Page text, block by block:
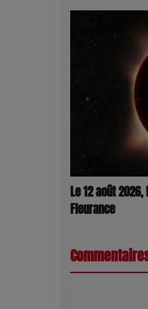
Le 12 août
Fleurance